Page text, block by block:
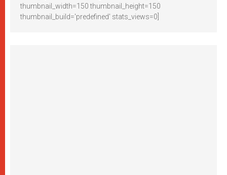
thumbnail_width=150 thumbnail_height=150
thumbnail_build='predefined' stats_views=0]